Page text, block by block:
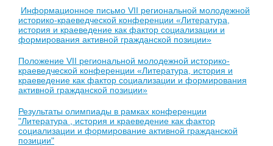
Информационное письмо VII региональной молодежной
историко-краеведческой конференции «Литература,
история и краеведение как фактор социализации и
формирования активной гражданской позиции»
Положение VII региональной молодежной историко-
краеведческой конференции «Литература, история и
краеведение как фактор социализации и формирования
активной гражданской позиции»
Результаты олимпиады в рамках конференции
"Литература , история и краеведение как фактор
социализации и формирование активной гражданской
позиции"